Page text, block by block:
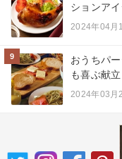
ションア
2024年04月
9
おうちパ
も喜ぶ献
2024年03月